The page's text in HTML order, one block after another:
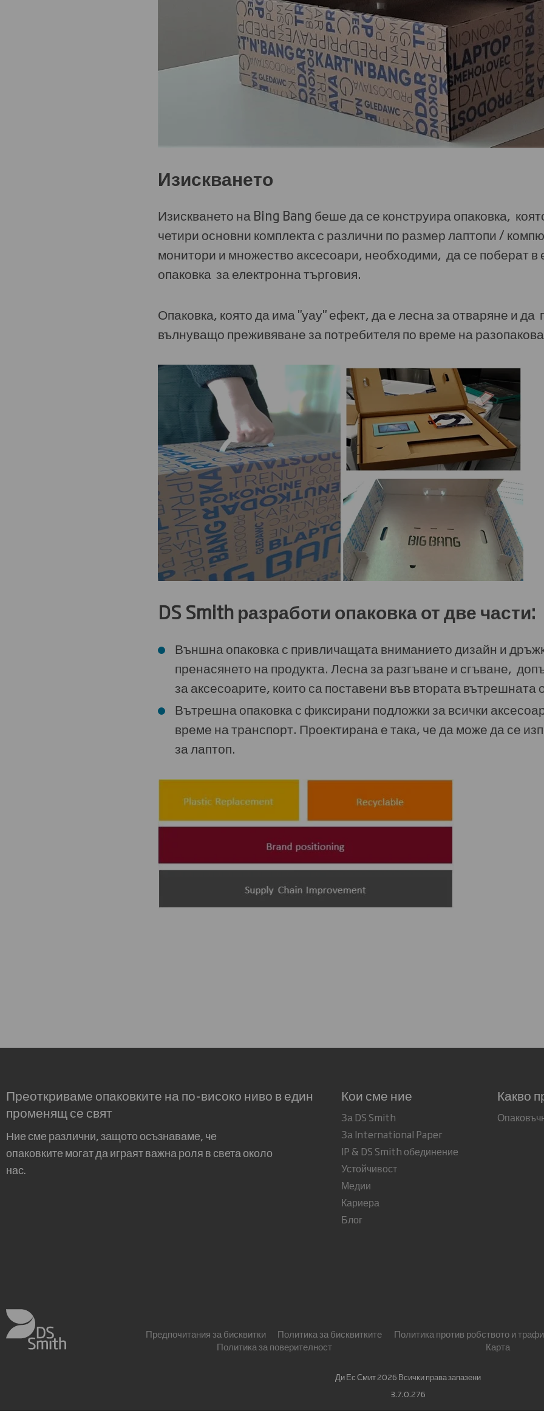
Изискването
Изискването на Bing Bang беше да се конструира опаковка,
четири основни комплекта с различни по размер лаптопи /
монитори и множество аксесоари, необходими, да се поберат в
опаковка за електронна търговия.
Опаковка, която да има "уау" ефект, да е лесна за отваряне и да
вълнуващо преживяване за потребителя по време на
DS Smith разработи опаковка от две части:
Външна опаковка с привличащата вниманието дизайн и
пренасянето на продукта. Лесна за разгъване и сгъване,
за аксесоарите, които са поставени във втората вътрешната
Вътрешна опаковка с фиксирани подложки за всички
време на транспорт. Проектирана е така, че да може да се
за лаптоп.
Преоткриваме опаковките на по-високо ниво в един
променящ се свят
Ние сме различни, защото осъзнаваме, че
опаковките могат да играят важна роля в света около
нас.
Кои сме ние
За DS Smith
За International Paper
IP & DS Smith обединение
Устойчивост
Медии
Кариера
Блог
Какво
Предпочитания за бисквитки Политика за бисквитките
Политика против робството и
Политика за поверителност
Карта
Ди Ес Смит 2026 Всички права запазени
3.7.0.276